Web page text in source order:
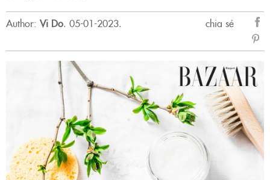
Author: Vi Do. 05-01-2023.
chia sẻ
sẻ